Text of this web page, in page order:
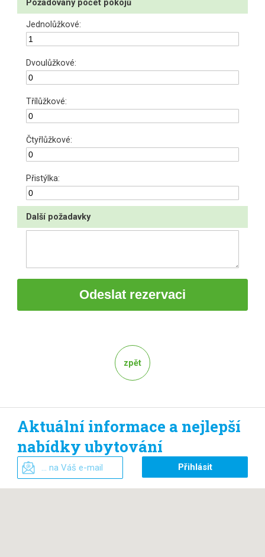
Požadovaný počet pokojů
Jednolůžkové:
Dvoulůžkové:
Třílůžkové:
Čtyřlůžkové:
Přistýlka:
Další požadavky
zpět
Aktuální informace a nejlepší
nabídky ubytování